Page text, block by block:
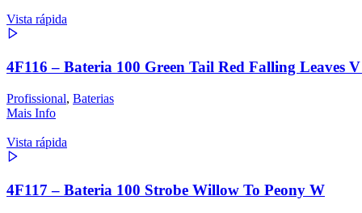
Vista rápida
4F116 – Bateria 100 Green Tail Red Falling Leaves
Profissional, Baterias
Mais Info
Vista rápida
4F117 – Bateria 100 Strobe Willow To Peony W